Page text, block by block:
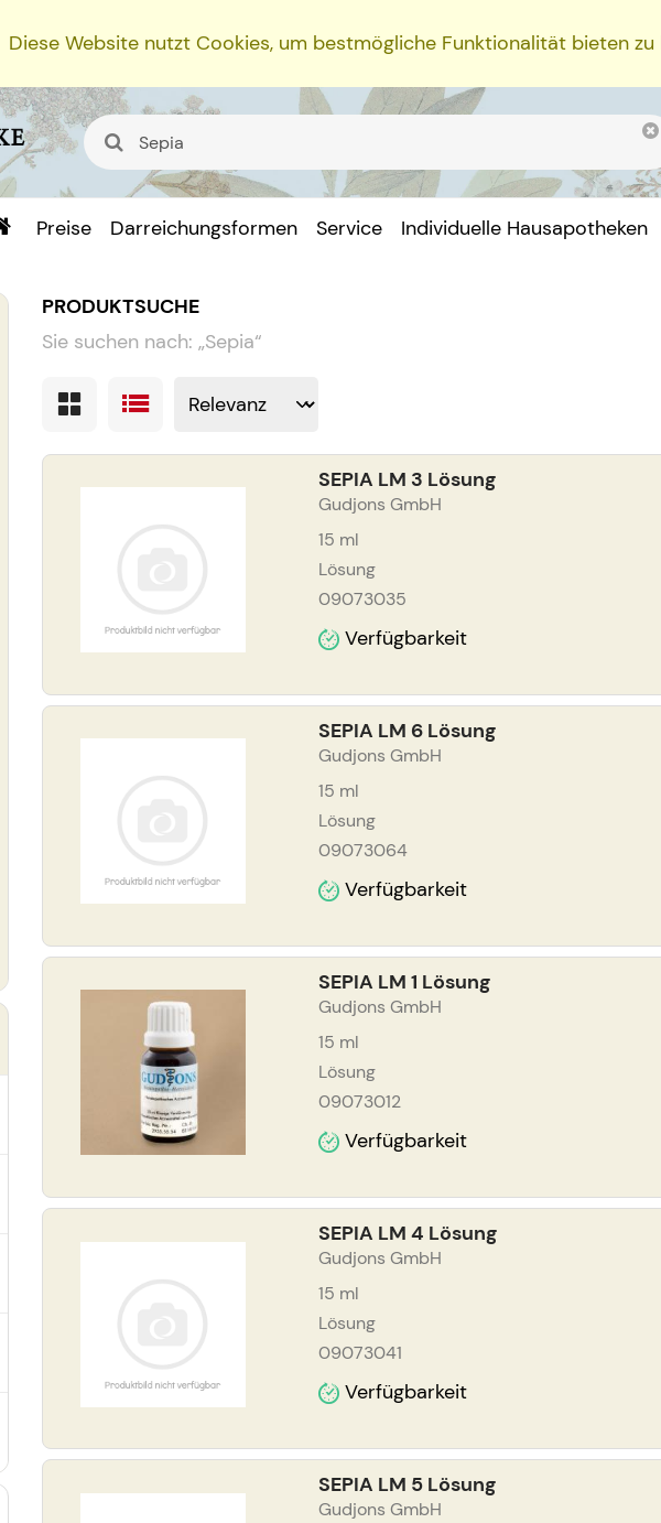
Diese Website nutzt Cookies, um bestmögliche Funktionalität bieten zu
Preise Darreichungsformen Service Individuelle Hausapotheken
PRODUKTSUCHE
Sie suchen nach: „Sepia“
SEPIA LM 3 Lösung
Gudjons GmbH
15 ml
Lösung
09073035
Verfügbarkeit
SEPIA LM 6 Lösung
Gudjons GmbH
15 ml
Lösung
09073064
Verfügbarkeit
SEPIA LM 1 Lösung
Gudjons GmbH
15 ml
Lösung
09073012
Verfügbarkeit
SEPIA LM 4 Lösung
Gudjons GmbH
15 ml
Lösung
09073041
Verfügbarkeit
SEPIA LM 5 Lösung
Gudjons GmbH